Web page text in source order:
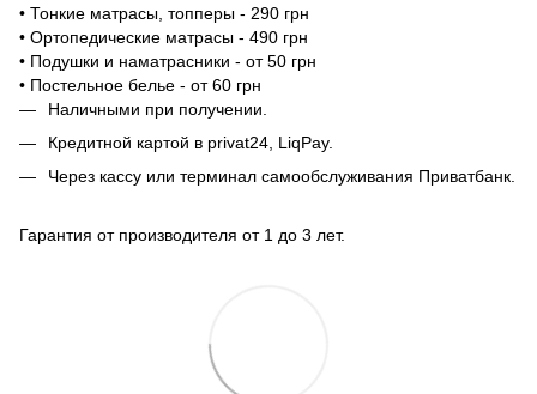
• Тонкие матрасы, топперы - 290 грн
• Ортопедические матрасы - 490 грн
• Подушки и наматрасники - от 50 грн
• Постельное белье - от 60 грн
Наличными при получении.
Кредитной картой в privat24, LiqPay.
Через кассу или терминал самообслуживания Приватбанк.
Гарантия от производителя от 1 до 3 лет.